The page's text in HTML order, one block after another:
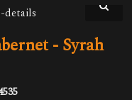
- Syrah